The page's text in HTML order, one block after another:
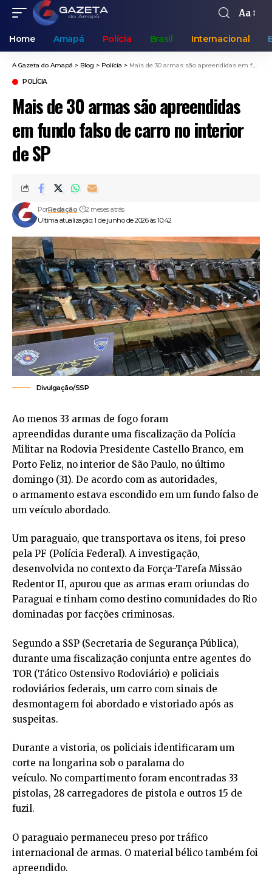
Aa
Home Amapá Polícia Brasil Internacional
A Gazeta do Amapá > Blog > Polícia > Mais de 30 armas são apreendidas em fundo falso de carro no interior de SP
POLÍCIA
Mais de 30 armas são apreendidas
em fundo falso de carro no interior
de SP
Ultima atualização: 1 de junho de 2026 às 10:42
PorRedação 2 meses atrás
Divulgação/SSP
Ao menos 33 armas de fogo foram
apreendidas durante uma fiscalização da Polícia
Militar na Rodovia Presidente Castello Branco, em
Porto Feliz, no interior de São Paulo, no último
domingo (31). De acordo com as autoridades,
o armamento estava escondido em um fundo falso de
um veículo abordado.
Um paraguaio, que transportava os itens, foi preso
pela PF (Polícia Federal). A investigação,
desenvolvida no contexto da Força-Tarefa Missão
Redentor II, apurou que as armas eram oriundas do
Paraguai e tinham como destino comunidades do Rio
dominadas por facções criminosas.
Segundo a SSP (Secretaria de Segurança Pública),
durante uma fiscalização conjunta entre agentes do
TOR (Tático Ostensivo Rodoviário) e policiais
rodoviários federais, um carro com sinais de
desmontagem foi abordado e vistoriado após as
suspeitas.
Durante a vistoria, os policiais identificaram um
corte na longarina sob o paralama do
veículo. No compartimento foram encontradas 33
pistolas, 28 carregadores de pistola e outros 15 de
fuzil.
O paraguaio permaneceu preso por tráfico
internacional de armas. O material bélico também foi
apreendido.